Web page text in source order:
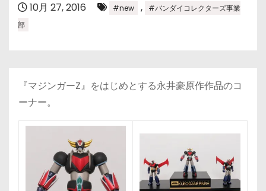
10月 27, 2016 #new ,
#バンダイコレクターズ事業
部
『マジンガーZ』をはじめとする永井豪原作作品のコ
ーナー。